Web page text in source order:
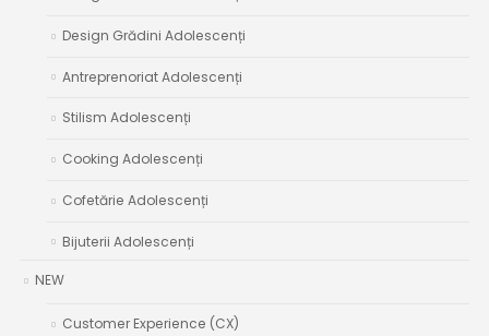
Design Grădini Adolescenți
Antreprenoriat Adolescenți
Stilism Adolescenți
Cooking Adolescenți
Cofetărie Adolescenți
Bijuterii Adolescenți
NEW
Customer Experience (CX)